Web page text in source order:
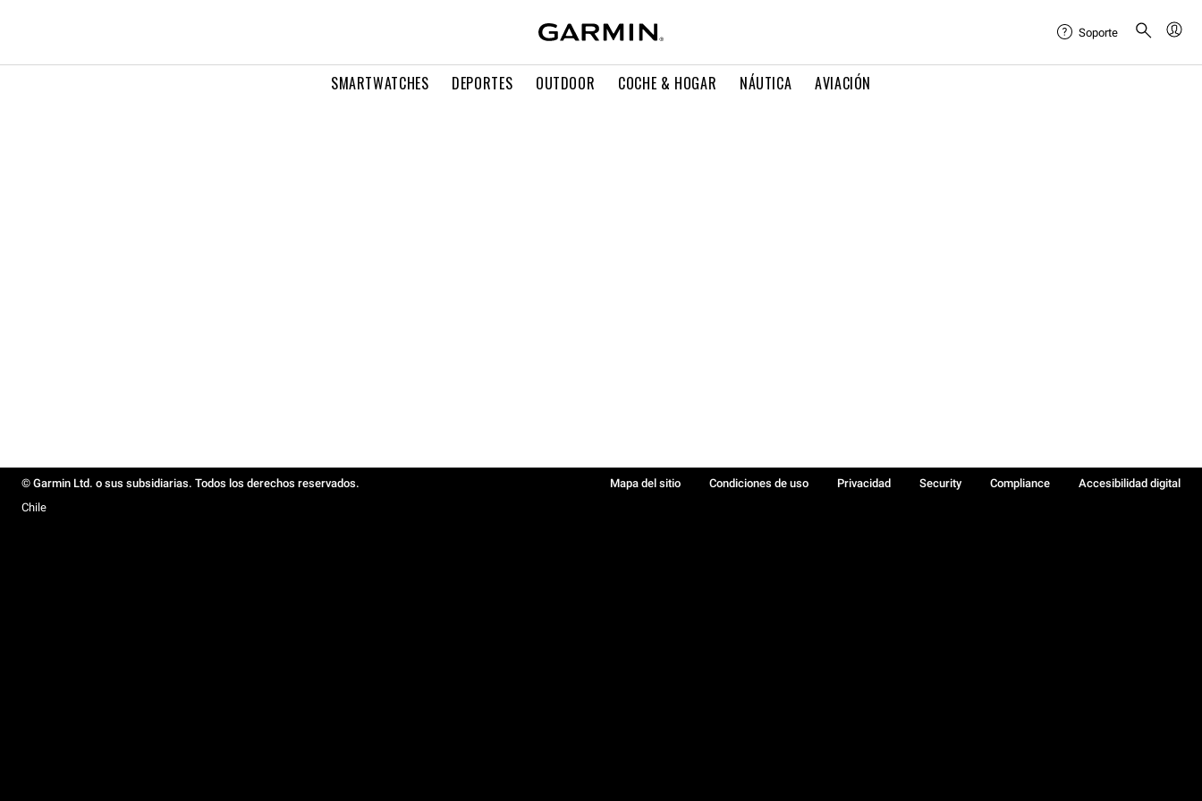
SMARTWATCHES DEPORTES OUTDOOR COCHE & HOGAR NÁUTICA AVIACIÓN
Soporte
© Garmin Ltd. o sus subsidiarias. Todos los derechos reservados. Mapa del sitio Condiciones de uso Privacidad Security Compliance
Accesibilidad digital
Chile